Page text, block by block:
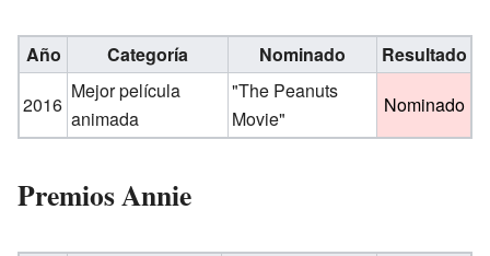
Año Categoría Nominado
Resultado
2016
Mejor película
animada
"The Peanuts
Movie"
Nominado
Premios Annie